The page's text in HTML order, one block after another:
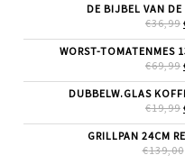
DE BIJBEL VAN DE
€36,99
WORST-TOMATENMES
€69,99
DUBBELW.GLAS
€19,99
GRILLPAN 24CM
€139,00